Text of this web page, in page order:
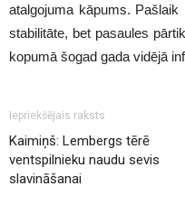
atalgojuma kāpums.
stabilitāte, bet pasaules
kopumā šogad gada vidējā
Iepriekšējais raksts
Kaimiņš: Lembergs tērē
ventspilnieku naudu sevis
slavināšanai